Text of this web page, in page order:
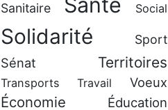
Sanitaire Social
Solidarité Sport
Sénat Territoires
Transports Travail Voeux
Économie Éducation